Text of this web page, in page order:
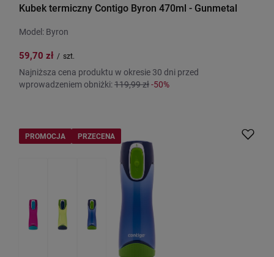
Kubek termiczny Contigo Byron 470ml - Gunmetal
Model: Byron
59,70 zł / szt.
Najniższa cena produktu w okresie 30 dni przed
wprowadzeniem obniżki:119,99 zł-50%
PROMOCJA PRZECENA